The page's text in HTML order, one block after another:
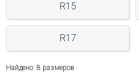
R15
R17
Найдено: 8 размеров